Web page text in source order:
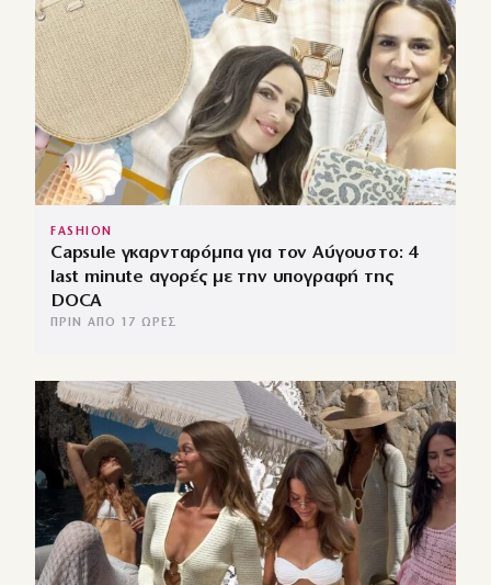
FASHION
Capsule γκαρνταρόμπα για τον Αύγουστο: 4
last minute αγορές με την υπογραφή της
DOCA
ΠΡΙΝ ΑΠΌ 17 ΏΡΕΣ